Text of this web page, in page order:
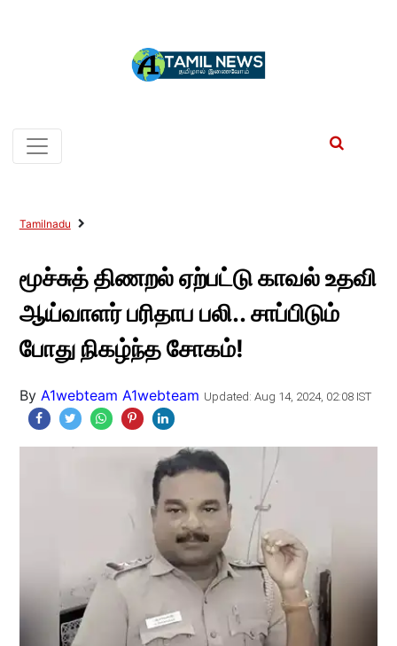
Tamilnadu
மூச்சுத் திணறல் ஏற்பட்டு காவல் உதவி
ஆய்வாளர் பரிதாப பலி.. சாப்பிடும்
போது நிகழ்ந்த சோகம்!
By A1webteam A1webteam Updated: Aug 14, 2024, 02:08 IST